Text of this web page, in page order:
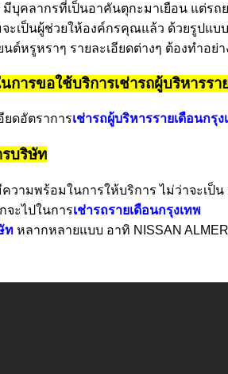
มีบุคลากรที่เป็นอาคันตุกะมาเยือน แต่ร
ะเป็นผู้ช่วยให้องค์กรคุณแล้ว ด้วยรูปแบ
นต์หรูหราๆ รายละเอียดต่างๆ ต้องทำอย่
การขอใช้บริการเช่ารถผู้บริหารร
ยดอัตราการเช่ารถผู้บริหารรายเดือนกรุ
รบริษัท
วามพร้อมในการให้บริการ ไม่ว่าจะเป็
จะไปในการเช่ารถรายเดือนกรุงเทพ
ท หลากหลายแบบ อาทิ NISSAN